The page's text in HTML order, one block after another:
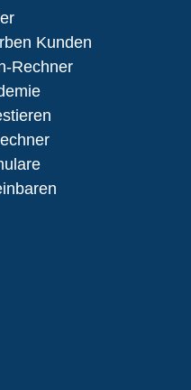
Kunden
Rechner